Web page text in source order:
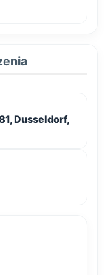
Dusseldorf,